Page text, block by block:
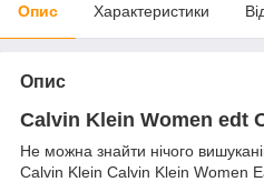
Опис Характеристики
Опис
Calvin Klein Women edt
Не можна знайти нічого
Calvin Klein Calvin Klein Women